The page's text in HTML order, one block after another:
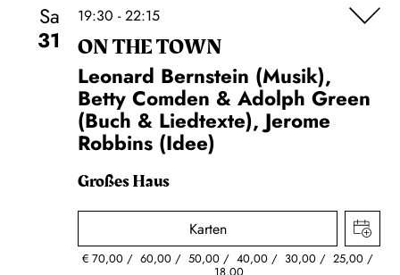
Sa
31
19:30 - 22:15
ON THE TOWN
Leonard Bernstein (Musik),
Betty Comden & Adolph Green
(Buch & Liedtexte), Jerome
Robbins (Idee)
Großes Haus
Karten
€ 70,00 60,00 50,00 40,00 30,00 25,00